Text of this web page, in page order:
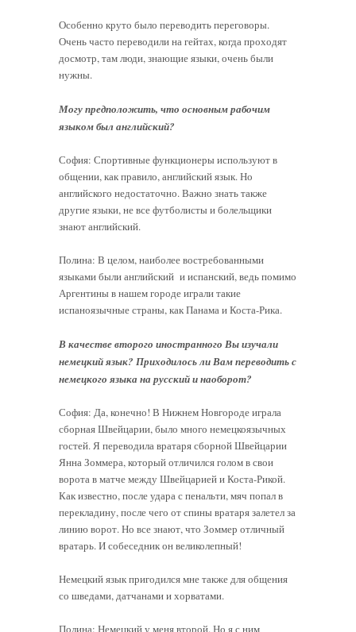
Особенно круто было переводить переговоры.
Очень часто переводили на гейтах, когда проходят
досмотр, там люди, знающие языки, очень были
нужны.
Могу предположить, что основным рабочим
языком был английский?
София: Спортивные функционеры используют в
общении, как правило, английский язык. Но
английского недостаточно. Важно знать также
другие языки, не все футболисты и болельщики
знают английский.
Полина: В целом, наиболее востребованными
языками были английский и испанский, ведь помимо
Аргентины в нашем городе играли такие
испаноязычные страны, как Панама и Коста-Рика.
В качестве второго иностранного Вы изучали
немецкий язык? Приходилось ли Вам переводить с
немецкого языка на русский и наоборот?
София: Да, конечно! В Нижнем Новгороде играла
сборная Швейцарии, было много немецкоязычных
гостей. Я переводила вратаря сборной Швейцарии
Янна Зоммера, который отличился голом в свои
ворота в матче между Швейцарией и Коста-Рикой.
Как известно, после удара с пенальти, мяч попал в
перекладину, после чего от спины вратаря залетел за
линию ворот. Но все знают, что Зоммер отличный
вратарь. И собеседник он великолепный!
Немецкий язык пригодился мне также для общения
со шведами, датчанами и хорватами.
Полина: Немецкий у меня второй. Но я с ним